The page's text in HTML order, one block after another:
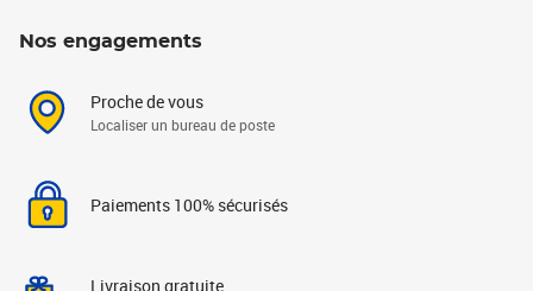
Nos engagements
Proche de vous
Localiser un bureau de poste
Paiements 100% sécurisés
Livraison gratuite